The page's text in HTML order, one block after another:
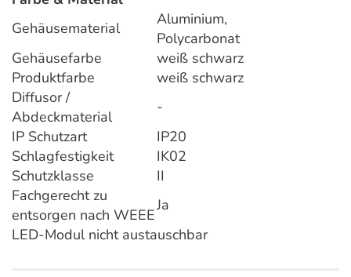
Gehäusematerial
Aluminium,
Polycarbonat
Gehäusefarbe
weiß schwarz
Produktfarbe
weiß schwarz
Diffusor /
Abdeckmaterial
-
IP Schutzart
IP20
Schlagfestigkeit
IK02
Schutzklasse
II
Fachgerecht zu
entsorgen nach WEEE
Ja
LED-Modul nicht austauschbar